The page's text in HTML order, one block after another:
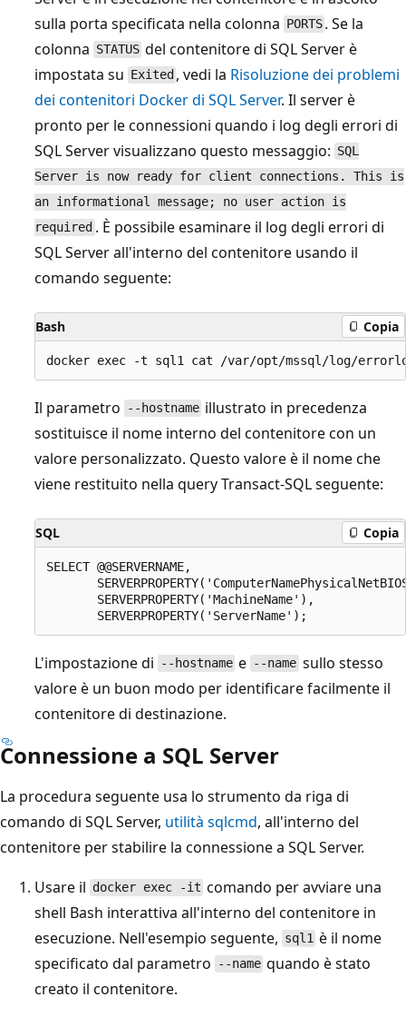
sulla porta specificata nella colonna PORTS . Se la
colonna STATUS del contenitore di SQL Server è
impostata su Exited , vedi la Risoluzione dei problemi
dei contenitori Docker di SQL Server. Il server è
pronto per le connessioni quando i log degli errori di
SQL Server visualizzano questo messaggio: SQL
Server is now ready for client connections. This is
an informational message; no user action is
required . È possibile esaminare il log degli errori di
SQL Server all'interno del contenitore usando il
comando seguente:
Bash Copia
Il parametro --hostname illustrato in precedenza
sostituisce il nome interno del contenitore con un
valore personalizzato. Questo valore è il nome che
viene restituito nella query Transact-SQL seguente:
SQL Copia
SELECT @@SERVERNAME,
       SERVERPROPERTY('MachineName'),
L'impostazione di --hostname e --name sullo stesso
valore è un buon modo per identificare facilmente il
contenitore di destinazione.
Connessione a SQL Server
La procedura seguente usa lo strumento da riga di
comando di SQL Server, utilità sqlcmd, all'interno del
contenitore per stabilire la connessione a SQL Server.
Usare il docker exec -it comando per avviare una
shell Bash interattiva all'interno del contenitore in
esecuzione. Nell'esempio seguente, sql1 è il nome
specificato dal parametro
--name quando è stato
creato il contenitore.